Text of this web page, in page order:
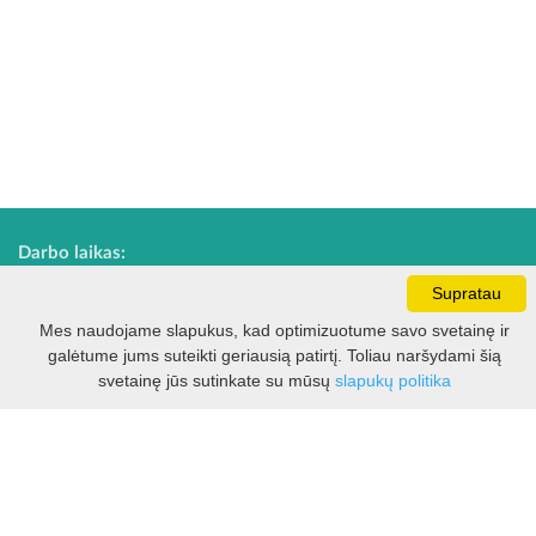
Filtras
Darbo laikas:
Supratau
Mes naudojame slapukus, kad optimizuotume savo svetainę ir
galėtume jums suteikti geriausią patirtį. Toliau naršydami šią
svetainę jūs sutinkate su mūsų slapukų politika